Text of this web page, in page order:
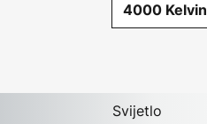
4000 Kelvin
Svijetlo